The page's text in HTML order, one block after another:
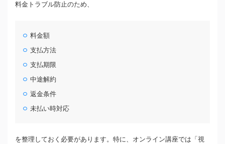
料金トラブル防止のため、
料金額
支払方法
支払期限
中途解約
返金条件
未払い時対応
を整理しておく必要があります。特に、オンライン講座では「視